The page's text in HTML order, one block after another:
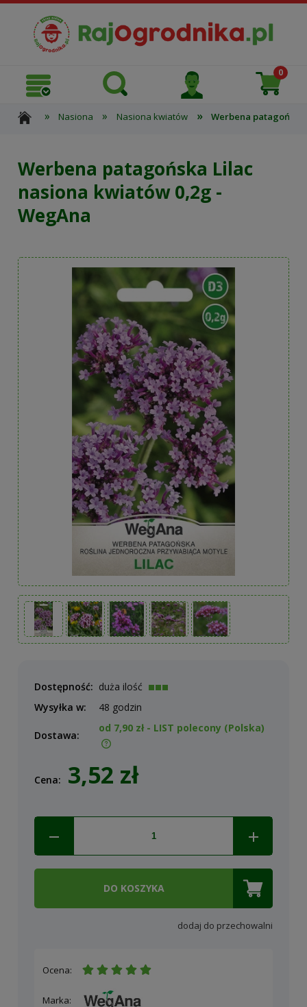
» Nasiona » Nasiona kwiatów » Werbena
Werbena patagońska Lilac
nasiona kwiatów 0,2g -
WegAna
Dostępność: duża ilość
Wysyłka w:
48 godzin
Dostawa:
od 7,90 zł - LIST polecony (Polska)
Cena: 3,52 zł
DO KOSZYKA
dodaj do przechowalni
Ocena:
Marka: